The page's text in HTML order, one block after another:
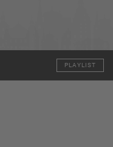
PLAYLIST